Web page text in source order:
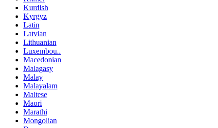
Kurdish
Kyrgyz
Latin
Latvian
Lithuanian
Luxembou..
Macedonian
Malagasy
Malay
Malayalam
Maltese
Maori
Marathi
Mongolian